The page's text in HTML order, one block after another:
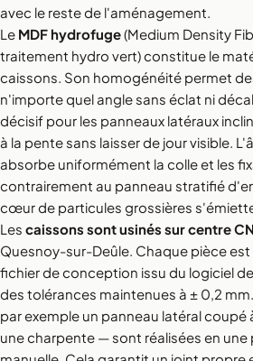
avec le reste de l'aménagement.
Le MDF hydrofuge(Medium Density
traitement hydro vert) constitue le
caissons. Son homogénéité permet
n'importe quel angle sans éclat ni
décisif pour les panneaux latéraux
à la pente sans laisser de jour visible.
absorbe uniformément la colle et les
contrairement au panneau stratifié
cœur de particules grossières
Les caissons sont usinés sur centre
Quesnoy-sur-Deûle. Chaque pièce
fichier de conception issu du logiciel
des tolérances maintenues à ± 0,2
par exemple un panneau latéral coupé
une charpente — sont réalisées en une